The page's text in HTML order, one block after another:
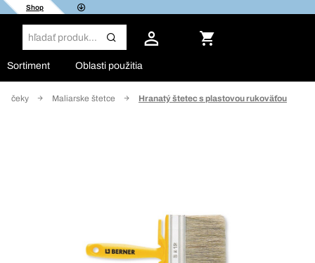
Shop
Sortiment Oblasti použitia
Maliarske štetce Hranatý štetec s plastovou rukoväťou